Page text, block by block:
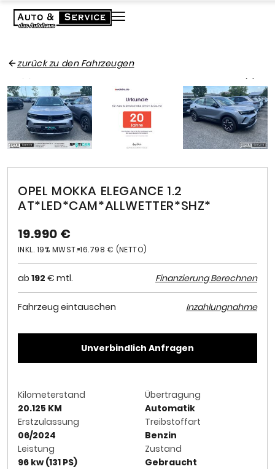
zurück zu den Fahrzeugen
OPEL MOKKA ELEGANCE 1.2
AT*LED*CAM*ALLWETTER*SHZ*
19.990 €
INKL. 19% MWST. 16.798 € (NETTO)
ab 192 € mtl. Finanzierung Berechnen
Fahrzeug eintauschen Inzahlungnahme
Unverbindlich Anfragen
Kilometerstand
20.125 KM
Erstzulassung
06/2024
Leistung
96 kw (131 PS)
Übertragung
Automatik
Treibstoffart
Benzin
Zustand
Gebraucht